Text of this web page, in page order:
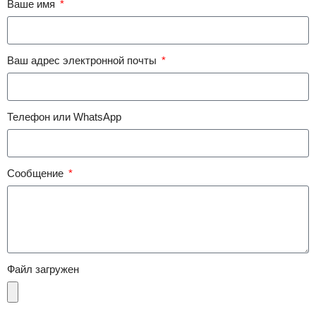
Ваше имя
Ваш адрес электронной почты
Телефон или WhatsApp
Сообщение
Файл загружен